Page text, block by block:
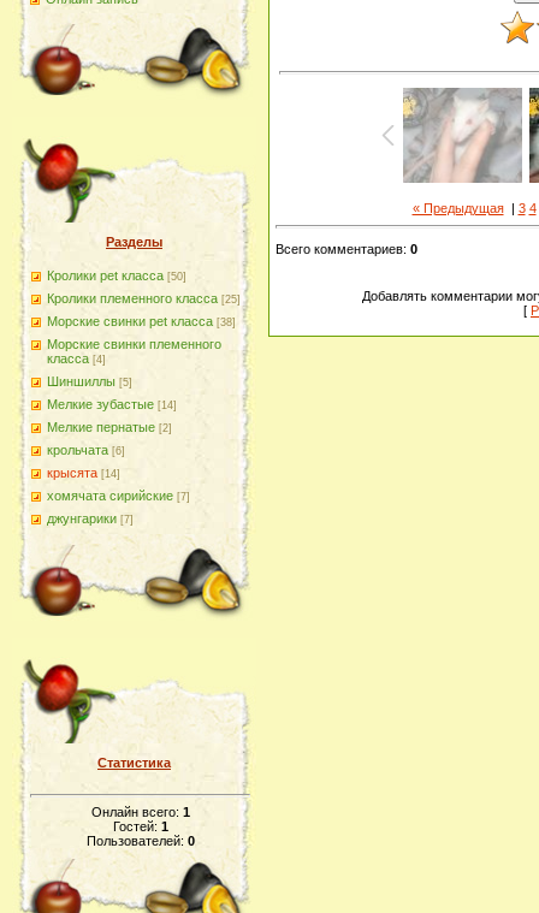
Разделы
Кролики pet класса [50]
Кролики племенного класса [25]
Морские свинки pet класса [38]
Морские свинки племенного
класса [4]
Шиншиллы [5]
Мелкие зубастые [14]
Мелкие пернатые [2]
крольчата [6]
крысята [14]
хомячата сирийские [7]
джунгарики [7]
Статистика
Онлайн всего: 1
Гостей: 1
Пользователей: 0
« Предыдущая| 3 4
Всего комментариев: 0
Добавлять комментарии
[